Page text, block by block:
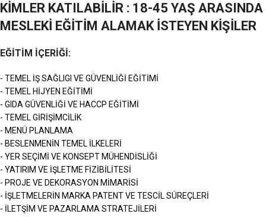
KİMLER KATILABİLİR : 18-45 YAŞ ARASINDA
MESLEKİ EĞİTİM ALAMAK İSTEYEN KİŞİLER
EĞİTİM İÇERİĞİ:
- TEMEL İŞ SAĞLIGI VE GÜVENLİĞİ EĞİTİMİ
- TEMEL HİJYEN EĞİTİMİ
- GIDA GÜVENLİĞİ VE HACCP EĞİTİMİ
- TEMEL GİRİŞİMCİLİK
- MENÜ PLANLAMA
- BESLENMENİN TEMEL İLKELERİ
- YER SEÇİMİ VE KONSEPT MÜHENDİSLİĞİ
- YATIRIM VE İŞLETME FİZİBİLİTESİ
- PROJE VE DEKORASYON MİMARİSİ
- İŞLETMELERİN MARKA PATENT VE TESCİL SÜREÇLERİ
- İLETŞİM VE PAZARLAMA STRATEJİLERİ